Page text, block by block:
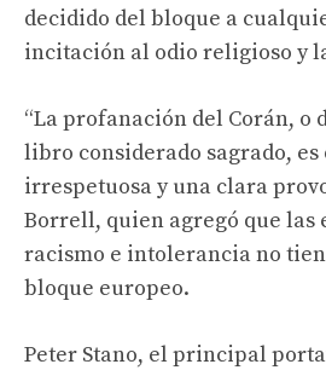
decidido del bloque a
incitación al odio religioso y
“La profanación del Corán, o
libro considerado sagrado, es
irrespetuosa y una clara
Borrell, quien agregó que las
racismo e intolerancia no
bloque europeo.
Peter Stano, el principal